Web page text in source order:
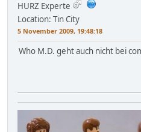
HURZ Experte
Location: Tin City
5 November 2009, 19:48:18
Who M.D. geht auch nicht bei